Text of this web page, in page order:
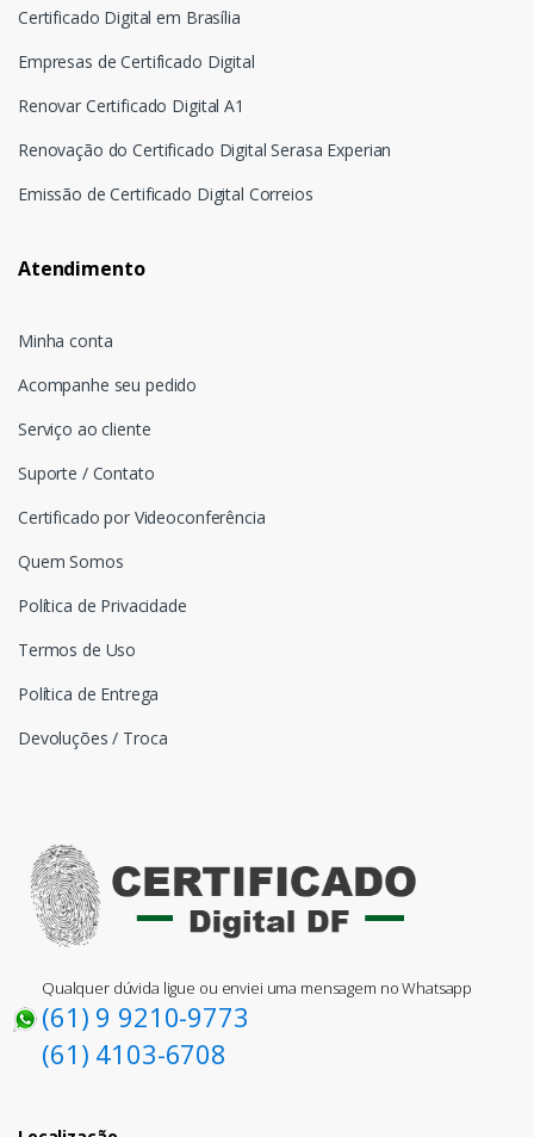
Certificado Digital em Brasília
Empresas de Certificado Digital
Renovar Certificado Digital A1
Renovação do Certificado Digital Serasa Experian
Emissão de Certificado Digital Correios
Atendimento
Minha conta
Acompanhe seu pedido
Serviço ao cliente
Suporte / Contato
Certificado por Videoconferência
Quem Somos
Política de Privacidade
Termos de Uso
Política de Entrega
Devoluções / Troca
Qualquer dúvida ligue ou enviei uma mensagem no Whatsapp
(61) 9 9210-9773
(61) 4103-6708